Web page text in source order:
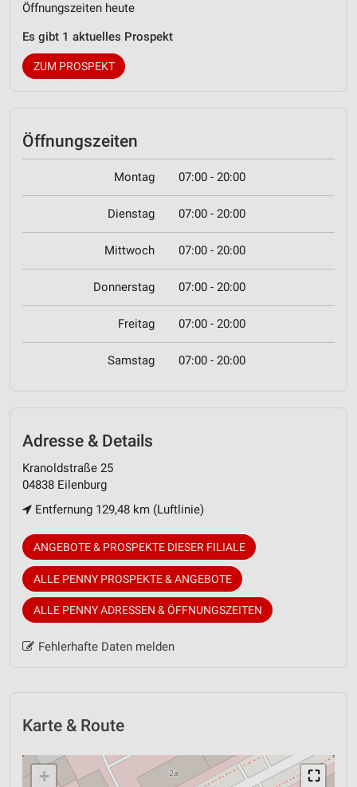
Öffnungszeiten heute
Es gibt 1 aktuelles Prospekt
ZUM PROSPEKT
Öffnungszeiten
Montag 07:00 - 20:00
Dienstag 07:00 - 20:00
Mittwoch 07:00 - 20:00
Donnerstag 07:00 - 20:00
Freitag 07:00 - 20:00
Samstag 07:00 - 20:00
Adresse & Details
Kranoldstraße 25
04838 Eilenburg
Entfernung 129,48 km (Luftlinie)
ANGEBOTE & PROSPEKTE DIESER FILIALE
ALLE PENNY PROSPEKTE & ANGEBOTE
ALLE PENNY ADRESSEN & ÖFFNUNGSZEITEN
Fehlerhafte Daten melden
Karte & Route
⛶
+